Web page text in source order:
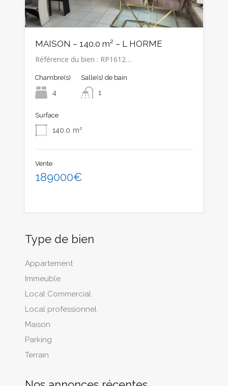
MAISON – 140.0 m² – L HORME
Référence du bien : RP1612…
Chambre(s)
4
Salle(s) de bain
1
Surface
140.0 m²
Vente
189000€
Type de bien
Appartement
Immeuble
Local Commercial
Local professionnel
Maison
Parking
Terrain